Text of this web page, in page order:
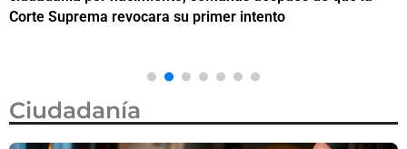
Corte Suprema revocara su primer intento
Ciudadanía